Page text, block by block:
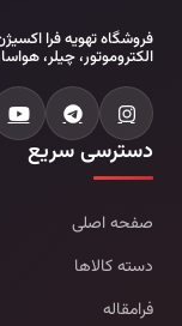
فروشگاه تهویه فرا
الکتروموتور، چیلر،
دسترسی سریع
صفحه اصلی
دسته کالاها
فرامقاله